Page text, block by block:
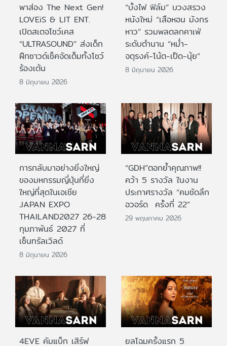
พาส่อง The Next Gen!
LOVEiS & LIT ENT.
เปิดสเตจโชว์เคส
“ULTRASOUND” ส่งเด็ก
ฝึกซาวด์เช็คจัดเต็มทั้งโชว์
ร้องเต้น
8 มิถุนายน 2026
“บั้งไฟ ฟิล์ม” บวงสรวง
หนังใหม่ “เสือหอน มังกร
หาว” รวมพลตลกคาเฟ่
ระดับตำนาน “หม่ำ-
จตุรงค์-โน้ต-เป็ด-นุ้ย”
8 มิถุนายน 2026
การกลับมาอย่างยิ่งใหญ่
ของมหกรรมญี่ปุ่นที่ยิ่ง
ใหญ่ที่สุดในเอเชีย
JAPAN EXPO
THAILAND2027 26-28
กุมภาพันธ์ 2027 ที่
เซ็นทรัลเวิลด์
8 มิถุนายน 2026
“GDH”ตอกย้ำคุณภาพ!!
คว้า 5 รางวัล ในงาน
ประกาศรางวัล “คมชัดลึก
อวอร์ด ครั้งที่ 22”
29 พฤษภาคม 2026
4EVE คัมแบ็ก เสิร์ฟ ยลโฉมครั้งแรก 5